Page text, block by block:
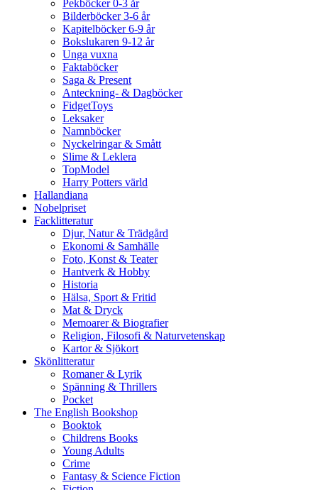
Pekböcker 0-3 år
Bilderböcker 3-6 år
Kapitelböcker 6-9 år
Bokslukaren 9-12 år
Unga vuxna
Faktaböcker
Saga & Present
Anteckning- & Dagböcker
FidgetToys
Leksaker
Namnböcker
Nyckelringar & Smått
Slime & Leklera
TopModel
Harry Potters värld
Hallandiana
Nobelpriset
Facklitteratur
Djur, Natur & Trädgård
Ekonomi & Samhälle
Foto, Konst & Teater
Hantverk & Hobby
Historia
Hälsa, Sport & Fritid
Mat & Dryck
Memoarer & Biografier
Religion, Filosofi & Naturvetenskap
Kartor & Sjökort
Skönlitteratur
Romaner & Lyrik
Spänning & Thrillers
Pocket
The English Bookshop
Booktok
Childrens Books
Young Adults
Crime
Fantasy & Science Fiction